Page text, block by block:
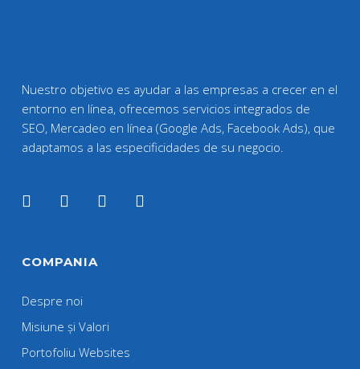
Nuestro objetivo es ayudar a las empresas a crecer en el
entorno en línea, ofrecemos servicios integrados de
SEO, Mercadeo en línea (Google Ads, Facebook Ads), que
adaptamos a las especificidades de su negocio.
COMPANIA
Despre noi
Misiune și Valori
Portofoliu Websites